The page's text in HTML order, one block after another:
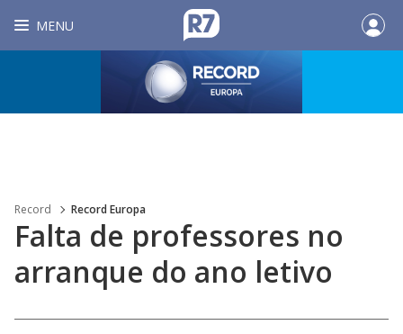
MENU
Record Record Europa
Falta de professores no
arranque do ano letivo